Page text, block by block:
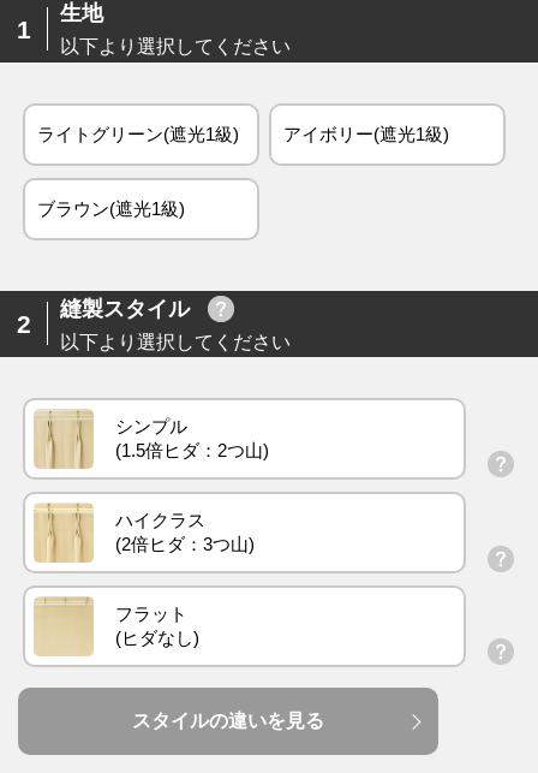
1
生地
以下より選択してください
ライトグリーン(遮光1級) アイボリー(遮光1級)
ブラウン(遮光1級)
2
縫製スタイル
以下より選択してください
シンプル
ハイクラス
フラット
スタイルの違いを見る